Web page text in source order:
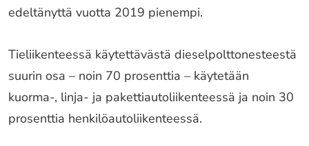
edeltänyttä vuotta 2019 pienempi.
Tieliikenteessä käytettävästä dieselpolttonesteestä
suurin osa – noin 70 prosenttia – käytetään
kuorma-, linja- ja pakettiautoliikenteessä ja noin 30
prosenttia henkilöautoliikenteessä.